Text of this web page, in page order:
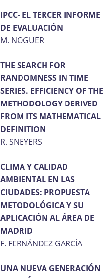
IPCC- EL TERCER INFORME
DE EVALUACIÓN
M. NOGUER
THE SEARCH FOR
RANDOMNESS IN TIME
SERIES. EFFICIENCY OF THE
METHODOLOGY DERIVED
FROM ITS MATHEMATICAL
DEFINITION
R. SNEYERS
CLIMA Y CALIDAD
AMBIENTAL EN LAS
CIUDADES: PROPUESTA
METODOLÓGICA Y SU
APLICACIÓN AL ÁREA DE
MADRID
F. FERNÁNDEZ GARCÍA
UNA NUEVA GENERACIÓN